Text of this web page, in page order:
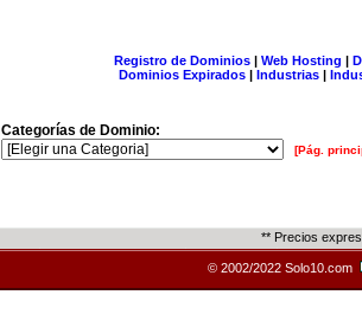
Registro de Dominios| Web Hosting |
Dominios Expirados | Industrias |
Categorías de Dominio:
[Pág.
** Precios
© 2002/2022 Solo10.com